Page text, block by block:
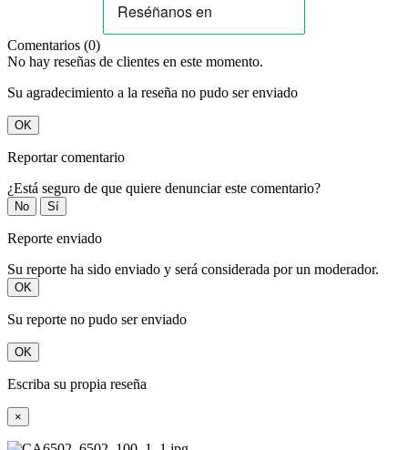
Comentarios (0)
No hay reseñas de clientes en este momento.
Su agradecimiento a la reseña no pudo ser enviado
OK
Reportar comentario
¿Está seguro de que quiere denunciar este comentario?
No Sí
Reporte enviado
Su reporte ha sido enviado y será considerada por un moderador.
OK
Su reporte no pudo ser enviado
OK
Escriba su propia reseña
×